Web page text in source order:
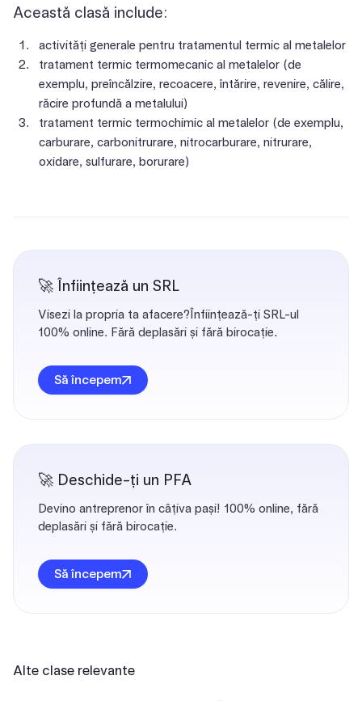
Alte clase relevante
Această clasă include:
activități generale pentru tratamentul termic al metalelor
tratament termic termomecanic al metalelor (de
exemplu, preîncălzire, recoacere, întărire, revenire, călire,
răcire profundă a metalului)
tratament termic termochimic al metalelor (de exemplu,
carburare, carbonitrurare, nitrocarburare, nitrurare,
oxidare, sulfurare, borurare)
🚀 Înființează un SRL
Visezi la propria ta afacere?Înființează-ți SRL-ul
100% online. Fără deplasări și fără birocație.
Să începem
🚀 Deschide-ți un PFA
Devino antreprenor în câțiva pași! 100% online, fără
deplasări și fără birocație.
Să începem